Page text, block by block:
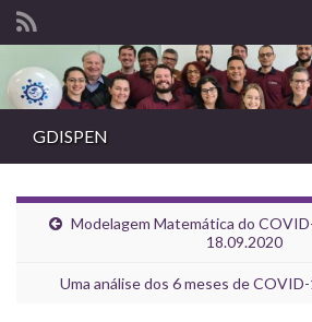
Search for:
GDISPEN
Modelagem Matemática do
18.09.2020
Uma análise dos 6 meses de